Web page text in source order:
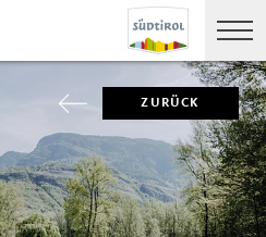
ZURÜCK